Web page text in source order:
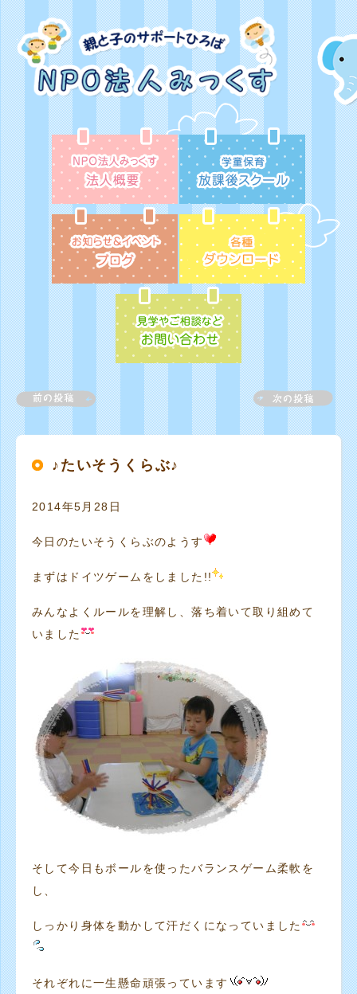
♪たいそうくらぶ♪
2014年5月28日
今日のたいそうくらぶのようす
まずはドイツゲームをしました!!
みんなよくルールを理解し、落ち着いて取り組めて
いました
そして今日もボールを使ったバランスゲーム柔軟を
し、
しっかり身体を動かして汗だくになっていました
それぞれに一生懸命頑張っています